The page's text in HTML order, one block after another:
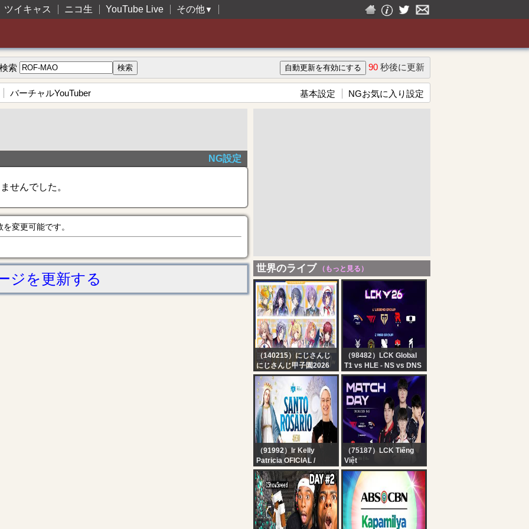
ツイキャス ニコ生 YouTube Live その他▼
検索 90 秒後に更新
バーチャルYouTuber 基本設定 NGお気に入り設定
NG設定
せんでした。
変更可能です。
ジを更新する
世界のライブ （もっと見る）
（140215）にじさんじ
にじさんじ甲子園2026
本戦 Day1【 #にじ甲
2026_Day1 】
（98482）LCK Global
T1 vs HLE - NS vs DNS
| 2026 LCK
（91992）Ir Kelly
Patricia OFICIAL /
Instituto Hesed
Santo Rosário da
Madrugada | Novena a
Santa Clara | Instituto
Hesed - 08/08
（75187）LCK Tiếng
Việt
Bình Luận Tiếng Việt:
T1 vs HLE l NS vs DNS
| LCK 2026